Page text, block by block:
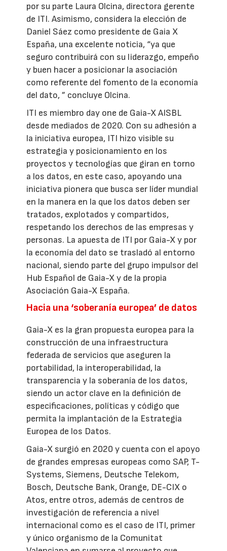
por su parte Laura Olcina, directora gerente
de ITI. Asimismo, considera la elección de
Daniel Sáez como presidente de Gaia X
España, una excelente noticia, “ya que
seguro contribuirá con su liderazgo, empeño
y buen hacer a posicionar la asociación
como referente del fomento de la economía
del dato, ” concluye Olcina.
ITI es miembro day one de Gaia-X AISBL
desde mediados de 2020. Con su adhesión a
la iniciativa europea, ITI hizo visible su
estrategia y posicionamiento en los
proyectos y tecnologías que giran en torno
a los datos, en este caso, apoyando una
iniciativa pionera que busca ser líder mundial
en la manera en la que los datos deben ser
tratados, explotados y compartidos,
respetando los derechos de las empresas y
personas. La apuesta de ITI por Gaia-X y por
la economía del dato se trasladó al entorno
nacional, siendo parte del grupo impulsor del
Hub Español de Gaia-X y de la propia
Asociación Gaia-X España.
Hacia una ‘soberanía europea’ de datos
Gaia-X es la gran propuesta europea para la
construcción de una infraestructura
federada de servicios que aseguren la
portabilidad, la interoperabilidad, la
transparencia y la soberanía de los datos,
siendo un actor clave en la definición de
especificaciones, políticas y código que
permita la implantación de la Estrategia
Europea de los Datos.
Gaia-X surgió en 2020 y cuenta con el apoyo
de grandes empresas europeas como SAP, T-
Systems, Siemens, Deutsche Telekom,
Bosch, Deutsche Bank, Orange, DE-CIX o
Atos, entre otros, además de centros de
investigación de referencia a nivel
internacional como es el caso de ITI, primer
y único organismo de la Comunitat